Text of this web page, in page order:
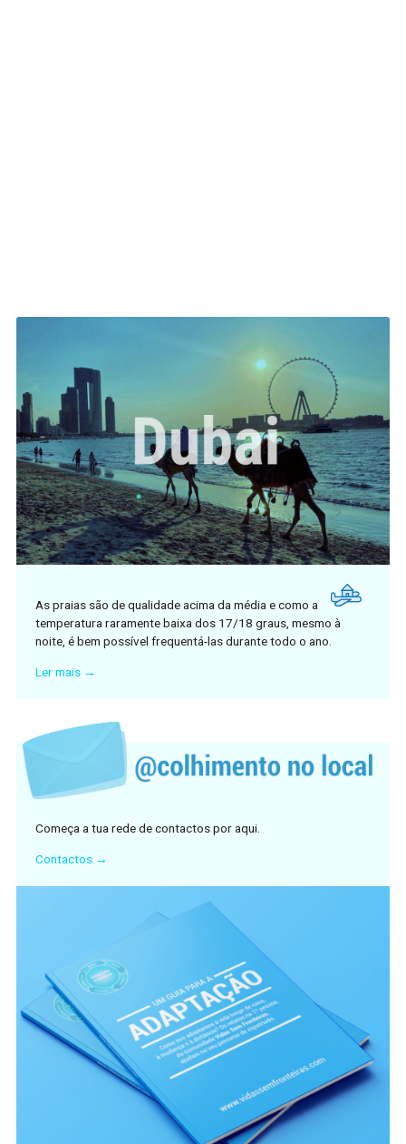
As praias são de qualidade acima da média e como a
temperatura raramente baixa dos 17/18 graus, mesmo à
noite, é bem possível frequentá-las durante todo o ano.
Ler mais →
Começa a tua rede de contactos por aqui.
Contactos →